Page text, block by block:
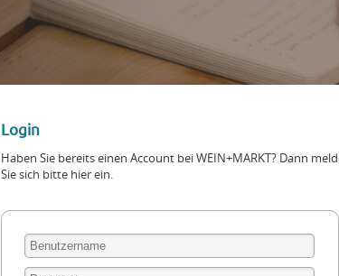
Login
Haben Sie bereits einen Account bei WEIN+MARKT? Dann
Sie sich bitte hier ein.